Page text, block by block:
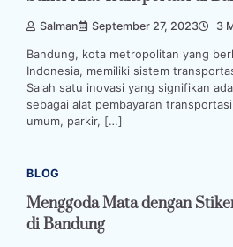
Salman September 27, 2023 3
Bandung, kota metropolitan yang
Indonesia, memiliki sistem
Salah satu inovasi yang signifikan
sebagai alat pembayaran
umum, parkir, […]
BLOG
Menggoda Mata dengan
di Bandung